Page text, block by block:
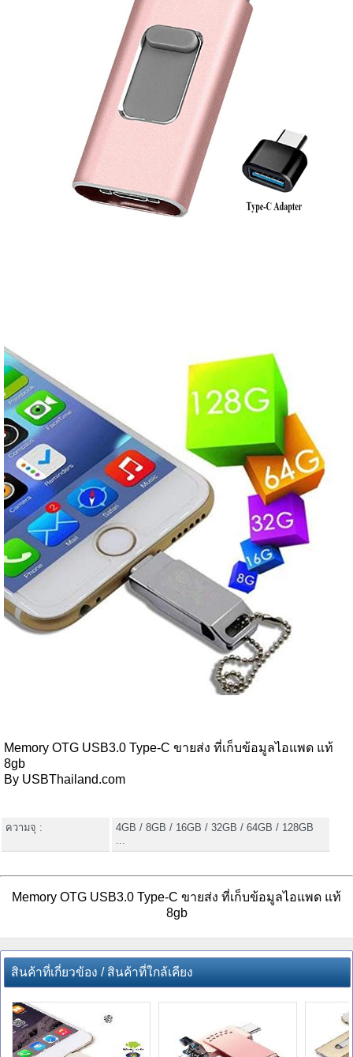
Memory OTG USB3.0 Type-C ขายส่ง ที่เก็บข้อมูลไอแพด แท้
8gb
By USBThailand.com
ความจุ :
4GB / 8GB / 16GB / 32GB / 64GB / 128GB
Memory OTG USB3.0 Type-C ขายส่ง ที่เก็บข้อมูลไอแพด แท้
8gb
สินค้าที่เกี่ยวข้อง / สินค้าที่ใกล้เคียง